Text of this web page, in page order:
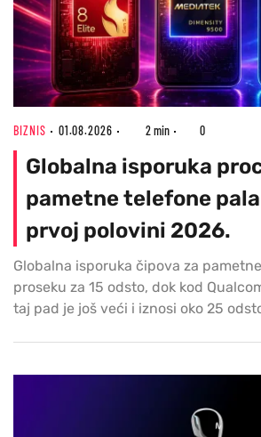
BIZNIS 01.08.2026 2 min 0
Globalna isporuka
pametne telefone
prvoj polovini 2026.
Globalna isporuka čipova za
proseku za 15 odsto, dok kod
taj pad je još veći i iznosi oko 25